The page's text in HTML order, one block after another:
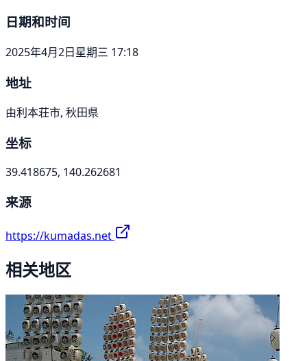
日期和时间
2025年4月2日星期三 17:18
地址
由利本荘市, 秋田県
坐标
39.418675, 140.262681
来源
https://kumadas.net
相关地区